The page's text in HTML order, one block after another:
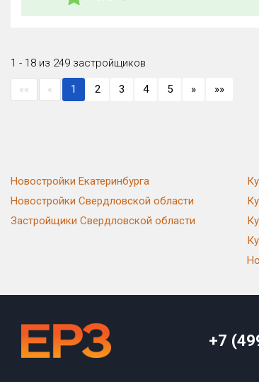
1 - 18 из 249 застройщиков
«« « 1 2 3 4 5 » »»
Новостройки Екатеринбурга
Новостройки Свердловской области
Застройщики Свердловской области
+7